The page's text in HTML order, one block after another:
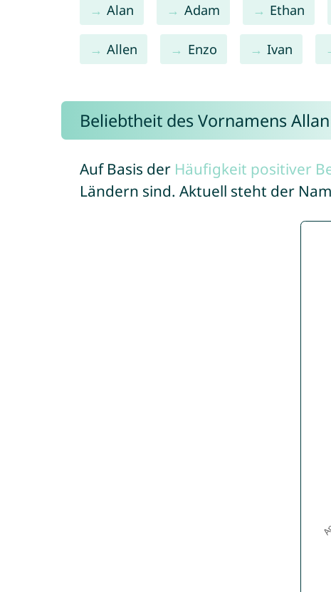
Alan Adam Ethan
Allen Enzo Ivan
Beliebtheit des Vornamens Allan
Auf Basis der Häufigkeit positiver
Ländern sind. Aktuell steht der